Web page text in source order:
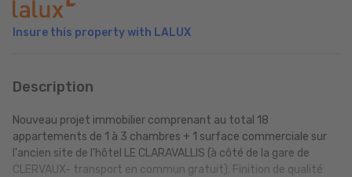
Insure this property with LALUX
Description
Nouveau projet immobilier comprenant au total 18
appartements de 1 à 3 chambres + 1 surface commerciale sur
l'ancien site de l'hôtel LE CLARAVALLIS (à côté de la gare de
CLERVAUX- transport en commun gratuit). Finition de qualité